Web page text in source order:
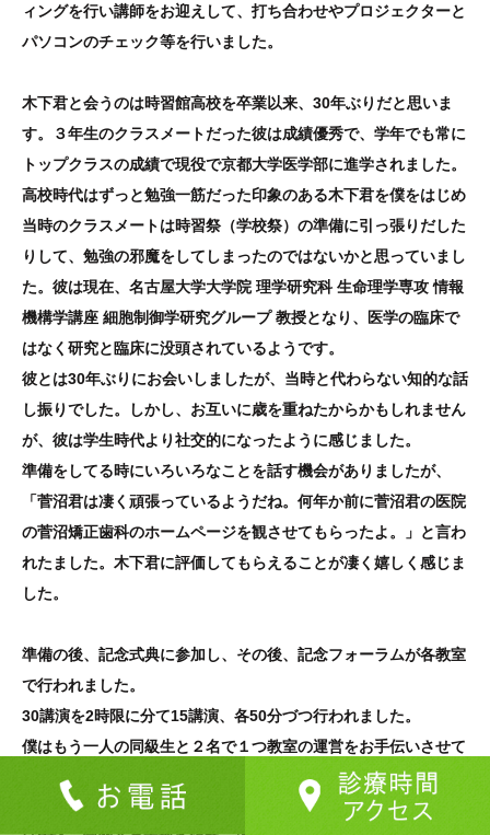
ィングを行い講師をお迎えして、打ち合わせやプロジェクターと
パソコンのチェック等を行いました。
木下君と会うのは時習館高校を卒業以来、30年ぶりだと思いま
す。３年生のクラスメートだった彼は成績優秀で、学年でも常に
トップクラスの成績で現役で京都大学医学部に進学されました。
高校時代はずっと勉強一筋だった印象のある木下君を僕をはじめ
当時のクラスメートは時習祭（学校祭）の準備に引っ張りだした
りして、勉強の邪魔をしてしまったのではないかと思っていまし
た。彼は現在、名古屋大学大学院 理学研究科 生命理学専攻 情報
機構学講座 細胞制御学研究グループ 教授となり、医学の臨床で
はなく研究と臨床に没頭されているようです。
彼とは30年ぶりにお会いしましたが、当時と代わらない知的な話
し振りでした。しかし、お互いに歳を重ねたからかもしれません
が、彼は学生時代より社交的になったように感じました。
準備をしてる時にいろいろなことを話す機会がありましたが、
「菅沼君は凄く頑張っているようだね。何年か前に菅沼君の医院
の菅沼矯正歯科のホームページを観させてもらったよ。」と言わ
れたました。木下君に評価してもらえることが凄く嬉しく感じま
した。
準備の後、記念式典に参加し、その後、記念フォーラムが各教室
で行われました。
30講演を2時限に分て15講演、各50分づつ行われました。
僕はもう一人の同級生と２名で１つ教室の運営をお手伝いさせて
いただきました。１時限目は時習館高校の教頭の木藤政美先生の
「時習館の国際交流について」と題した講演でした。時習館高校